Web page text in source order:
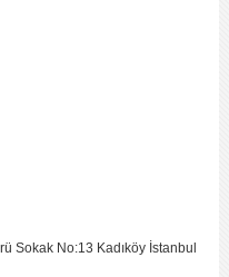
Sokak No:13 Kadıköy İstanbul